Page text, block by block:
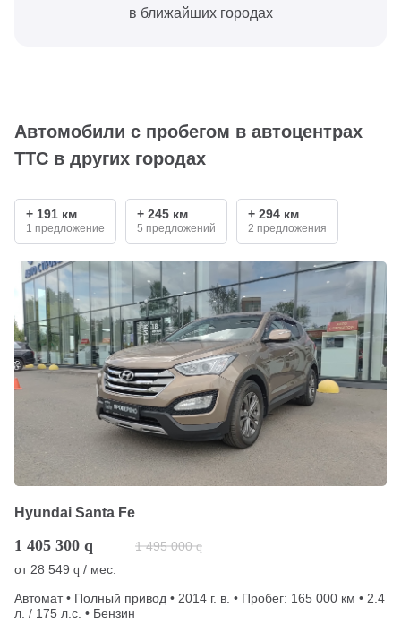
в ближайших городах
Автомобили с пробегом в автоцентрах
ТТС в других городах
+ 191 км
1 предложение
+ 245 км
5 предложений
+ 294 км
2 предложения
Hyundai Santa Fe
1 405 300 q 1 495 000 q
от 28 549 q / мес.
Автомат • Полный привод • 2014 г. в. • Пробег: 165 000 км • 2.4
л. / 175 л.с. • Бензин